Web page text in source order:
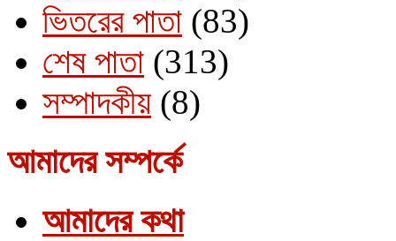
ভিতরের পাতা (83)
শেষ পাতা (313)
সম্পাদকীয় (8)
আমাদের সম্পর্কে
আমাদের কথা